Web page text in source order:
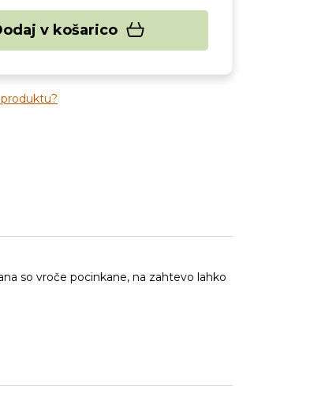
v košarico
so vroče pocinkane, na zahtevo lahko